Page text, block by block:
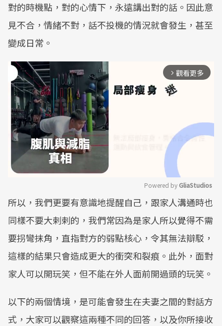
對的時機點，對的心情下，永遠講出對的話。因此意
見不合，情緒不對，話不投機的情況就會發生，甚至
變成日常。
arrow_forward_ios 觀看更多
Mute
Powered by GliaStudios
所以，我們更要有意識地提醒自己，跟家人溝通時也
同樣不要大剌剌的，我們常因為是家人所以覺得不需
要拐彎抹角，直指對方的弱點核心，令其無法辯駁，
這樣的結果只會造成更大的衝突和裂痕。此外，面對
家人可以開玩笑，但不能在外人面前開過頭的玩笑。
以下的兩個情境，是可能會發生在夫妻之間的對話方
式，大家可以觀察這兩種不同的回答，以及你所接收